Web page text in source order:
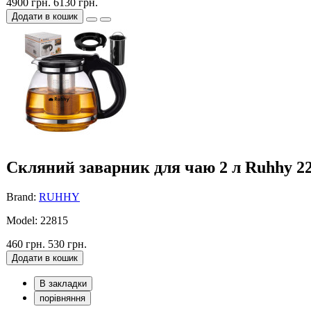
4900 грн. 6130 грн.
Додати в кошик
Скляний заварник для чаю 2 л Ruhhy
Brand: RUHHY
Model: 22815
460 грн. 530 грн.
Додати в кошик
В закладки
порівняння